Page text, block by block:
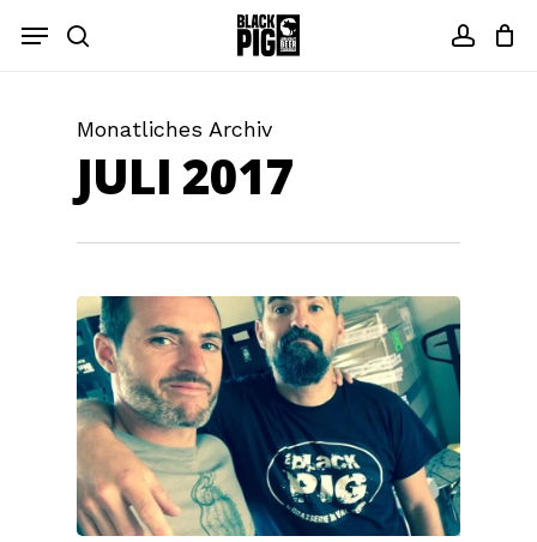
HauptinhaltSuche Konto
Menü
Monatliches Archiv
JULI 2017